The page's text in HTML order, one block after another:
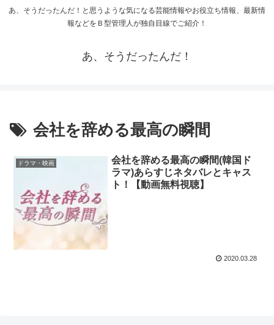
あ、そうだったんだ！と思うような気になる芸能情報やお役立ち情報、最新情
報などをＢ型管理人が独自目線でご紹介！
あ、そうだったんだ！
会社を辞める最高の瞬間
ドラマ・映画
会社を辞める最高の瞬間(韓国ド
ラマ)あらすじネタバレとキャス
ト！【動画無料視聴】
2020.03.28